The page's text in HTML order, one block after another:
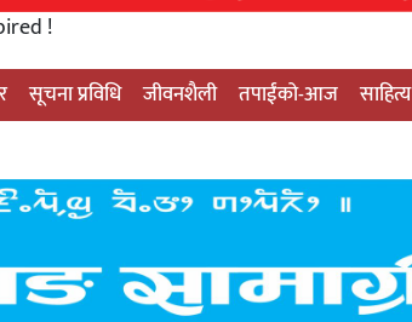
!
सूचना प्रविधि जीवनशैली तपाईंको-आज साहित्य